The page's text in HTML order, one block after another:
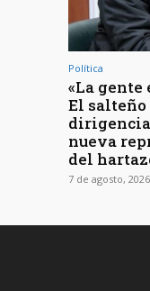
Política
«La gente
El
nueva
del
7 de agosto, 2026